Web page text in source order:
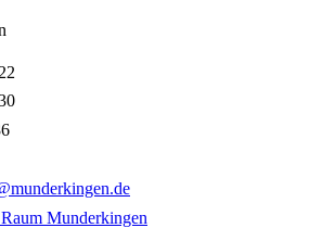
Munderkingen